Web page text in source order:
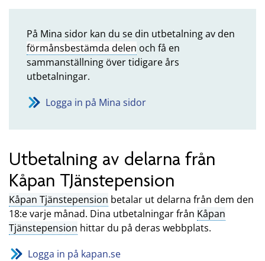
På Mina sidor kan du se din utbetalning av den
förmånsbestämda delen och få en
sammanställning över tidigare års
utbetalningar.
Logga in på Mina sidor
Utbetalning av delarna från
Kåpan TJänstepension
Kåpan Tjänstepension betalar ut delarna från dem den
18:e varje månad. Dina utbetalningar från Kåpan
Tjänstepension hittar du på deras webbplats.
Logga in på kapan.se